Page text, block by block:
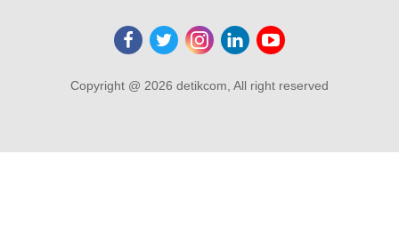
Copyright @ 2026 detikcom, All right reserved